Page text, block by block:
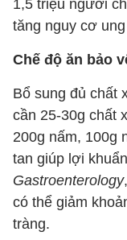
1,5 triệu người
tăng nguy cơ
Chế độ ăn bảo
Bổ sung đủ chất
cần 25-30g chất
200g nấm, 100g
tan giúp lợi
Gastroenterology
có thể giảm
tràng.